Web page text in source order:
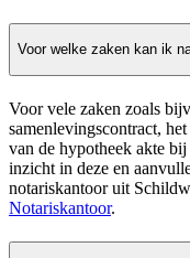
Voor welke zaken kan ik
Voor vele zaken zoals
samenlevingscontract,
van de hypotheek akte
inzicht in deze en
notariskantoor uit
Notariskantoor.